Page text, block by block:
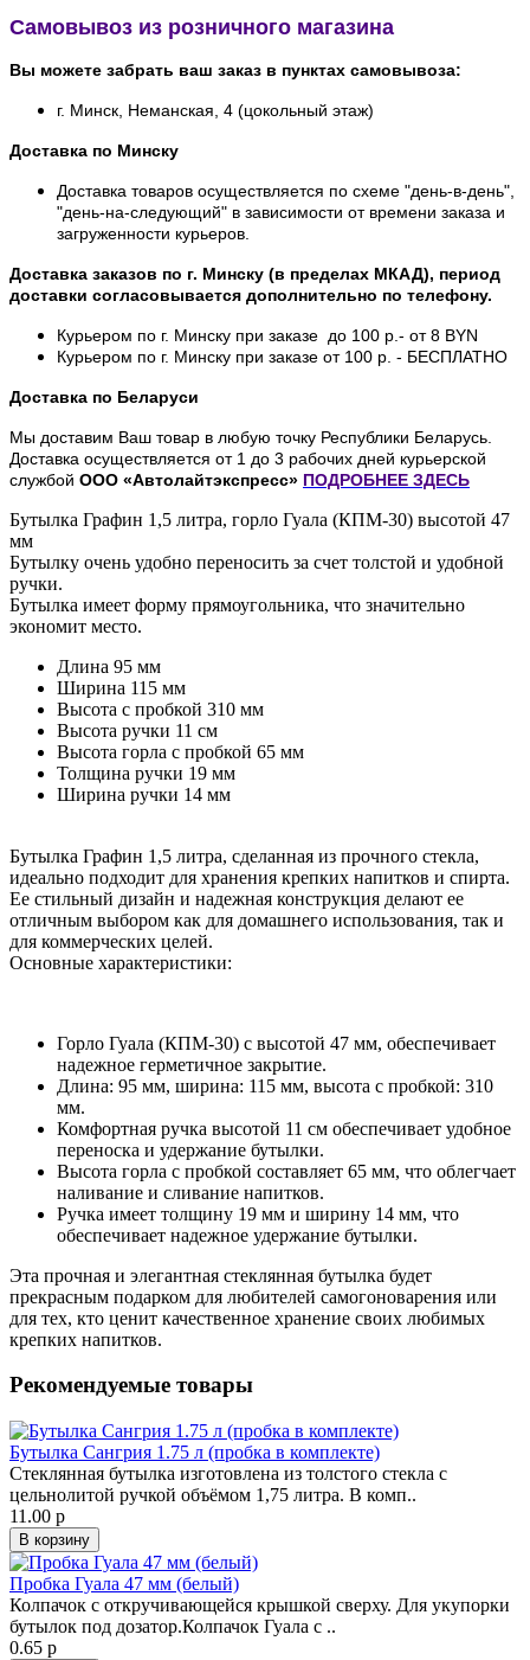
Самовывоз из розничного магазина
Вы можете забрать ваш заказ в пунктах самовывоза:
г. Минск, Неманская, 4 (цокольный этаж)
Доставка по Минску
Доставка товаров осуществляется по схеме "день-в-день",
"день-на-следующий" в зависимости от времени заказа и
загруженности курьеров.
Доставка заказов по г. Минску (в пределах МКАД), период
доставки согласовывается дополнительно по телефону.
Курьером по г. Минску при заказе до 100 р.- от 8 BYN
Курьером по г. Минску при заказе от 100 р. - БЕСПЛАТНО
Доставка по Беларуси
Мы доставим Ваш товар в любую точку Республики Беларусь.
Доставка осуществляется от 1 до 3 рабочих дней курьерской
службой ООО «Автолайтэкспресс» ПОДРОБНЕЕ ЗДЕСЬ
Бутылка Графин 1,5 литра, горло Гуала (КПМ-30) высотой 47
мм
Бутылку очень удобно переносить за счет толстой и удобной
ручки.
Бутылка имеет форму прямоугольника, что значительно
экономит место.
Длина 95 мм
Ширина 115 мм
Высота с пробкой 310 мм
Высота ручки 11 см
Высота горла с пробкой 65 мм
Толщина ручки 19 мм
Ширина ручки 14 мм
Бутылка Графин 1,5 литра, сделанная из прочного стекла,
идеально подходит для хранения крепких напитков и спирта.
Ее стильный дизайн и надежная конструкция делают ее
отличным выбором как для домашнего использования, так и
для коммерческих целей.
Основные характеристики:
Горло Гуала (КПМ-30) с высотой 47 мм, обеспечивает
надежное герметичное закрытие.
Длина: 95 мм, ширина: 115 мм, высота с пробкой: 310
мм.
Комфортная ручка высотой 11 см обеспечивает удобное
переноска и удержание бутылки.
Высота горла с пробкой составляет 65 мм, что облегчает
наливание и сливание напитков.
Ручка имеет толщину 19 мм и ширину 14 мм, что
обеспечивает надежное удержание бутылки.
Эта прочная и элегантная стеклянная бутылка будет
прекрасным подарком для любителей самогоноварения или
для тех, кто ценит качественное хранение своих любимых
крепких напитков.
Рекомендуемые товары
Бутылка Сангрия 1.75 л (пробка в комплекте)
Стеклянная бутылка изготовлена из толстого стекла с
цельнолитой ручкой объёмом 1,75 литра. В комп..
11.00 р
В корзину
Пробка Гуала 47 мм (белый)
Колпачок с откручивающейся крышкой сверху. Для укупорки
бутылок под дозатор.Колпачок Гуала с ..
0.65 р